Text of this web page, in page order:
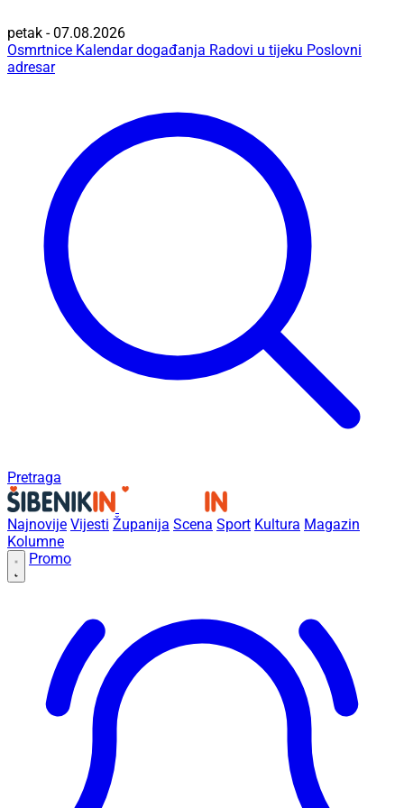
petak - 07.08.2026
Osmrtnice Kalendar događanja Radovi u tijeku Poslovni
adresar
Pretraga
Najnovije Vijesti Županija Scena Sport Kultura Magazin
Kolumne
Promo